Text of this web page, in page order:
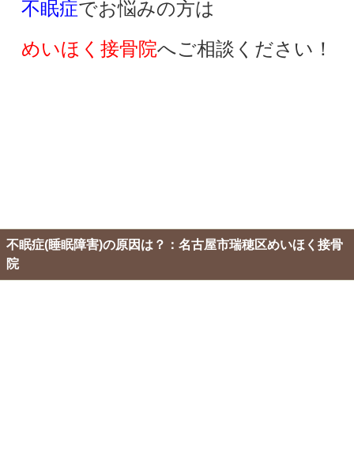
不眠症でお悩みの方は
めいほく接骨院へご相談ください！
不眠症(睡眠障害)の原因は？：名古屋市瑞穂区めいほく接骨
院